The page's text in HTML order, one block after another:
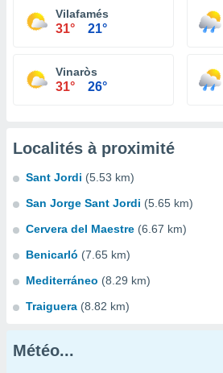
Vilafamés
31° 21°
Vinaròs
31° 26°
Localités à proximité
Sant Jordi (5.53 km)
San Jorge Sant Jordi (5.65 km)
Cervera del Maestre (6.67 km)
Benicarló (7.65 km)
Mediterráneo (8.29 km)
Traiguera (8.82 km)
Météo...